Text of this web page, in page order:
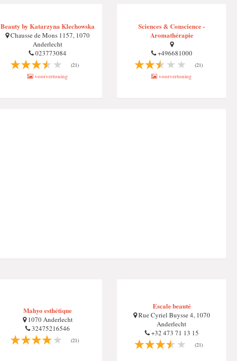
Beauty by Katarzyna Klechowska
Chausse de Mons 1157, 1070
Anderlecht
023773084
(21)
voorvertoning
Sciences & Conscience -
Aromathérapie
+496681000
(21)
voorvertoning
Mahyo esthétique
1070 Anderlecht
32475216546
(21)
Escale beauté
Rue Cyriel Buysse 4, 1070
Anderlecht
+32 473 71 13 15
(21)